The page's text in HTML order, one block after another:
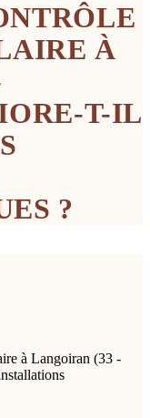
À
T-IL
?
à Langoiran (33 -